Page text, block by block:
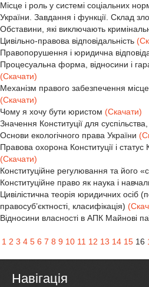
Місце і роль у системі соціальних
України. Завдання і функції. Склад
Обставини, які виключають
Цивільно-правова відповідальність
Правопорушення і юридична
Процесуальна форма, відносини і
(Скачати)
Механізм правого забезпечення
(Скачати)
Чому я хочу бути юристом (Скачати)
Значення Конституції для
Основи екологічного права України
Правова охорона Конституції і статус
(Скачати)
Конституційне регулювання та його
Конституційне право як наука і
Цивілістична теорія юридичних осіб
правосуб’єктності, класифікація)
Відносини власності в АПК Майнові
1 2 3 4 5 6 7 8 9 10 11 12 13 14 1516
Навігація